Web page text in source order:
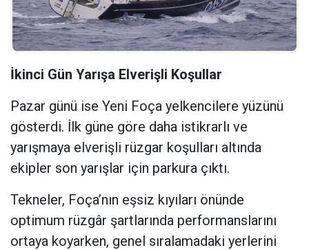
İkinci Gün Yarışa Elverişli Koşullar
Pazar günü ise Yeni Foça yelkencilere yüzünü
gösterdi. İlk güne göre daha istikrarlı ve
yarışmaya elverişli rüzgar koşulları altında
ekipler son yarışlar için parkura çıktı.
Tekneler, Foça’nın eşsiz kıyıları önünde
optimum rüzgâr şartlarında performanslarını
ortaya koyarken, genel sıralamadaki yerlerini